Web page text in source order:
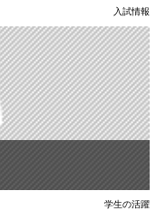
入試情報
学生の活躍